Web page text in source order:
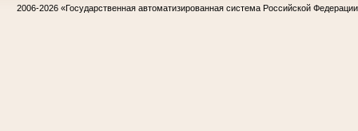
2006-2026 «Государственная автоматизированная система Российской